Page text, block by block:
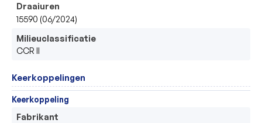
Draaiuren
15590 (06/2024)
Milieuclassificatie
CCR II
Keerkoppelingen
Keerkoppeling
Fabrikant